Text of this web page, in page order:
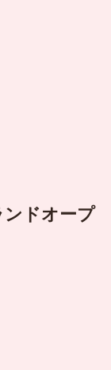
ンドオープ